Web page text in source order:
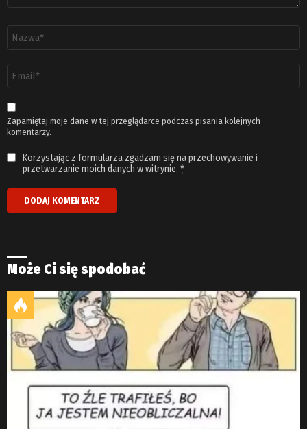
email
*
Zapamiętaj moje dane w tej przeglądarce podczas pisania kolejnych
komentarzy.
Korzystając z formularza zgadzam się na przechowywanie i
przetwarzanie moich danych w witrynie. *
Może Ci się spodobać